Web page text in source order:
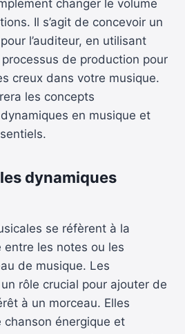
changer le volume
Il s’agit de concevoir un
l’auditeur, en utilisant
de production pour
creux dans votre musique.
les concepts
en musique et
dynamiques
se réfèrent à la
les notes ou les
de musique. Les
rôle crucial pour ajouter de
à un morceau. Elles
énergique et